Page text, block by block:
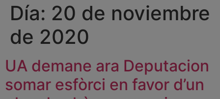
Día: 20 de noviembre
de 2020
UA demane ara Deputacion
somar esfòrci en favor d’un